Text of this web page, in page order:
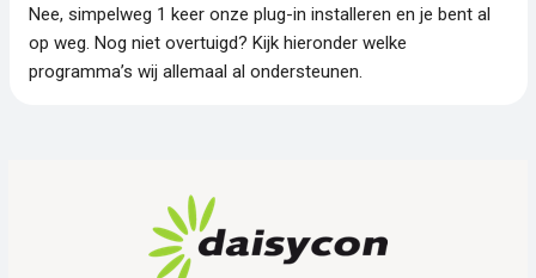
Nee, simpelweg 1 keer onze plug-in installeren en je bent al
op weg. Nog niet overtuigd? Kijk hieronder welke
programma’s wij allemaal al ondersteunen.